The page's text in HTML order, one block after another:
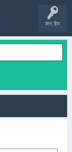
লগ ইন